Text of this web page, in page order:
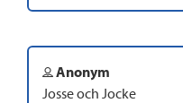
Anonym
Josse och Jocke